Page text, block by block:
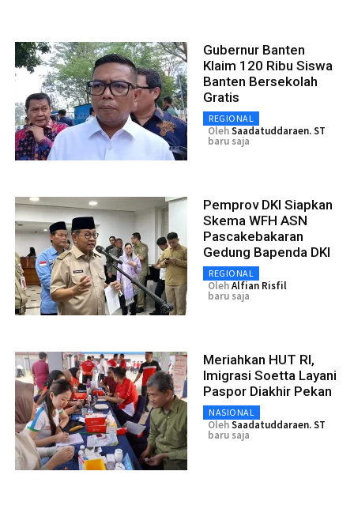
Gubernur Banten
Klaim 120 Ribu Siswa
Banten Bersekolah
Gratis
REGIONAL
OlehSaadatuddaraen. ST
baru saja
Pemprov DKI Siapkan
Skema WFH ASN
Pascakebakaran
Gedung Bapenda DKI
REGIONAL
OlehAlfian Risfil
baru saja
Meriahkan HUT RI,
Imigrasi Soetta Layani
Paspor Diakhir Pekan
NASIONAL
OlehSaadatuddaraen. ST
baru saja